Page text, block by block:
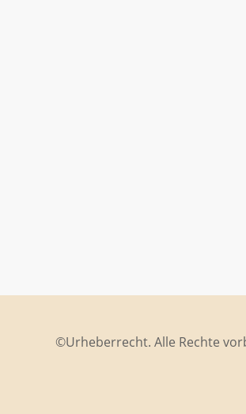
©Urheberrecht. Alle Rechte